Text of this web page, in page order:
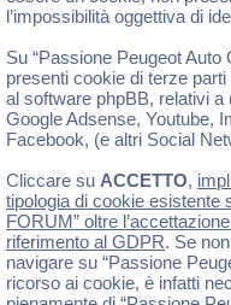
l’impossibilità oggettiva di
Su “Passione Peugeot
presenti cookie di terze
al software phpBB, relativi
Google Adsense, Youtube,
Facebook, (e altri Social
Cliccare su ACCETTO,
tipologia di cookie esistente
FORUM” oltre
riferimento al GDPR. Se
navigare su “Passione
ricorso ai cookie, è infatti